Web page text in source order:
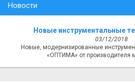
Новости
Новые инструментальные
03/12/2018
Новые, модернизированные
«ОПТИМА» от производителя